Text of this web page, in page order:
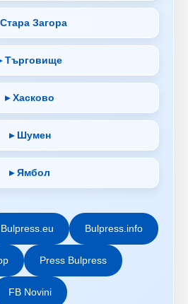
Загора
Търговище
▸ Хасково
▸ Шумен
▸ Ямбол
Bulpress.eu Bulpress.info
Press Bulpress
FB Novini